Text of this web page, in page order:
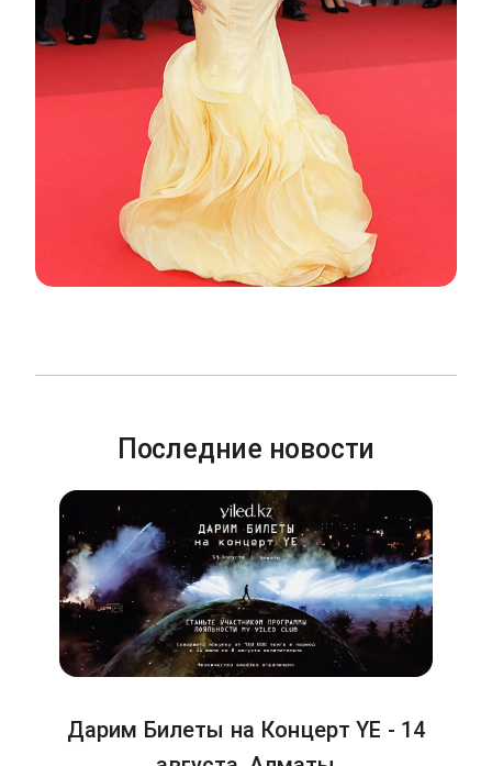
Последние новости
Дарим Билеты на Концерт YE - 14